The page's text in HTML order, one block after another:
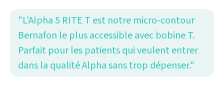
"L'Alpha 5 RITE T est notre micro-contour
Bernafon le plus accessible avec bobine T.
Parfait pour les patients qui veulent entrer
dans la qualité Alpha sans trop dépenser."